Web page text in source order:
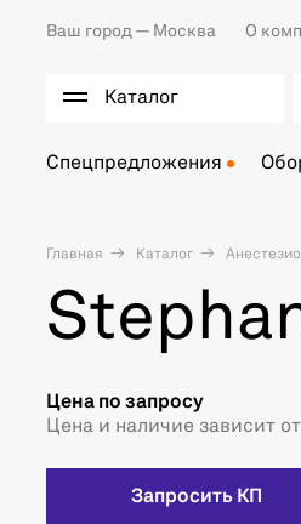
Ваш город — Москва О
Каталог
Спецпредложения
Главная Каталог
Цена по запросу
Цена и наличие зависит
Запросить КП